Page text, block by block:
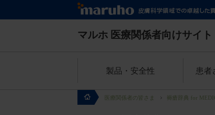
マルホ 医療関係者向けサイト
製品・安全性 患者
医療関係者の皆さま 褥瘡辞典 for